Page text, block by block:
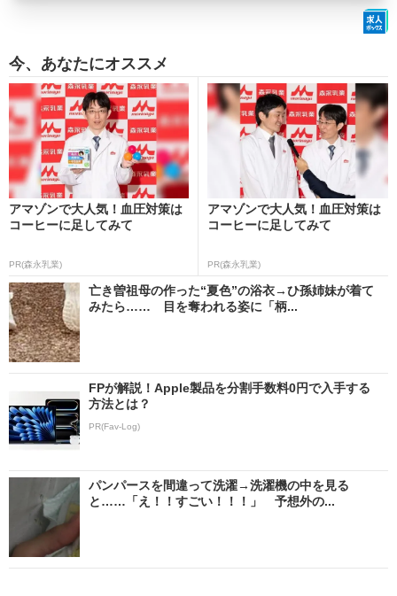
今、あなたにオススメ
アマゾンで大人気！血圧対策は
コーヒーに足してみて
PR(森永乳業)
アマゾンで大人気！血圧対策は
コーヒーに足してみて
PR(森永乳業)
亡き曽祖母の作った“夏色”の浴衣→ひ孫姉妹が着て
みたら…… 目を奪われる姿に「柄...
FPが解説！Apple製品を分割手数料0円で入手する
方法とは？
PR(Fav-Log)
パンパースを間違って洗濯→洗濯機の中を見る
と……「え！！すごい！！！」 予想外の...